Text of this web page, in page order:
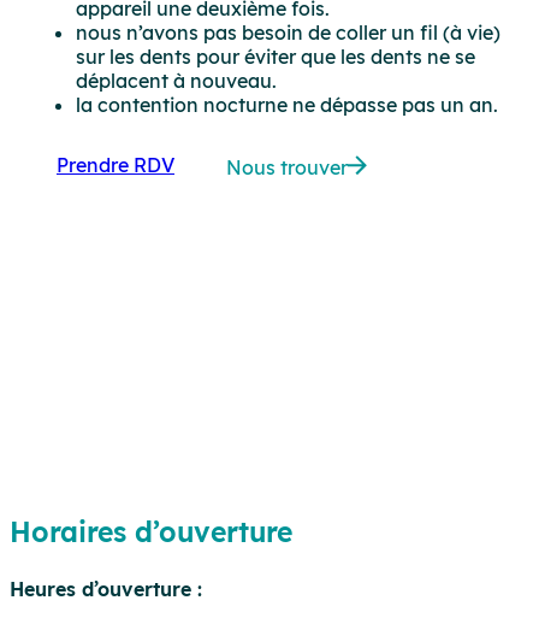
appareil une deuxième fois.
nous n’avons pas besoin de coller un fil (à vie)
sur les dents pour éviter que les dents ne se
déplacent à nouveau.
la contention nocturne ne dépasse pas un an.
Prendre RDV Nous trouver
Horaires d’ouverture
Heures d’ouverture :